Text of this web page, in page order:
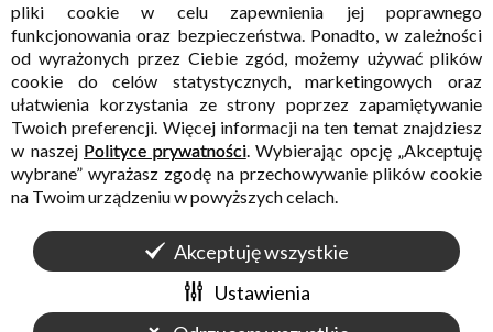
© Wszelkie prawa zastrzeżone, Gminny Ośrodek Kultury w
Sadownem
HTML5 +
WCAG 2.1
WYKONANIE CONCEPTINTERMEDIA
pliki cookie w celu zapewnienia jej poprawnego
funkcjonowania oraz bezpieczeństwa. Ponadto, w zależności
od wyrażonych przez Ciebie zgód, możemy używać plików
cookie do celów statystycznych, marketingowych oraz
ułatwienia korzystania ze strony poprzez zapamiętywanie
Twoich preferencji. Więcej informacji na ten temat znajdziesz
w naszej Polityce prywatności. Wybierając opcję „Akceptuję
wybrane” wyrażasz zgodę na przechowywanie plików cookie
na Twoim urządzeniu w powyższych celach.
Akceptuję wszystkie
Ustawienia